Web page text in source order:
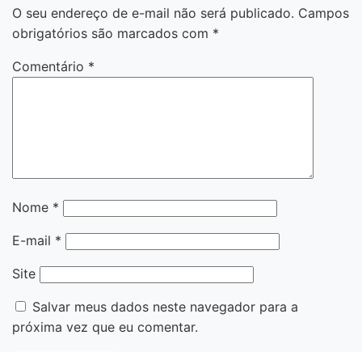
O seu endereço de e-mail não será publicado. Campos
obrigatórios são marcados com *
Comentário *
Nome *
E-mail *
Site
Salvar meus dados neste navegador para a
próxima vez que eu comentar.